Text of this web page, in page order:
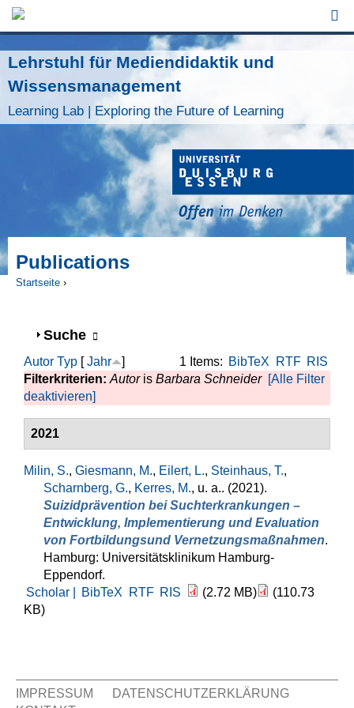
Jump to Navigation
Lehrstuhl für Mediendidaktik und
Wissensmanagement
Learning Lab | Exploring the Future of Learning
Publications
Startseite ›
Anzeigen
Suche
1 Items: BibTeX RTF RIS
Autor Typ [Jahr
]
Filterkriterien: Autoris Barbara Schneider [Alle Filter
deaktivieren]
2021
Milin, S., Giesmann, M., Eilert, L., Steinhaus, T.,
Scharnberg, G., Kerres, M., u. a.. (2021).
Suizidprävention bei Suchterkrankungen –
Entwicklung, Implementierung und Evaluation
von Fortbildungsund Vernetzungsmaßnahmen.
Hamburg: Universitätsklinikum Hamburg-
Eppendorf.
Scholar |
BibTeX RTF RIS (2.72 MB)
(110.73
KB)
IMPRESSUM
DATENSCHUTZERKLÄRUNG